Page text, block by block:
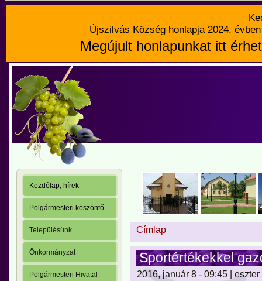
Újszilvás Község honlapja 2024.
Megújult honlapunkat itt
Kezdőlap, hírek
Polgármesteri köszöntő
Településünk
Önkormányzat
Polgármesteri Hivatal
Címlap
Sportértékekkel
2016, január 8 - 09:45 | eszter